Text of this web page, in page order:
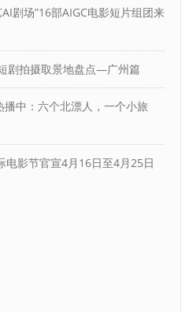
剧场”16部AIGC电影短片组团来
剧拍摄取景地盘点—广州篇
中：六个北漂人，一个小旅
电影节官宣4月16日至4月25日